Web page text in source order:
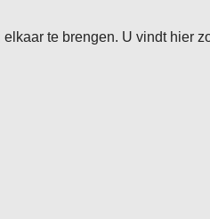
te brengen. U vindt hier